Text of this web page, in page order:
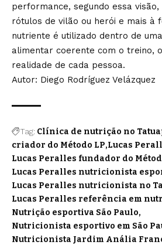
performance, segundo essa
rótulos de vilão ou herói e mais à
nutriente é utilizado dentro de
alimentar coerente com o treino,
realidade de cada pessoa.
Autor: Diego Rodríguez Velázquez
Tag: Clínica de nutrição no
criador do Método LP Lucas
Lucas Peralles fundador do
Lucas Peralles nutricionista
Lucas Peralles nutricionista no
Lucas Peralles referência em
Nutrição esportiva São Paulo
Nutricionista esportivo em São
Nutricionista Jardim Anália